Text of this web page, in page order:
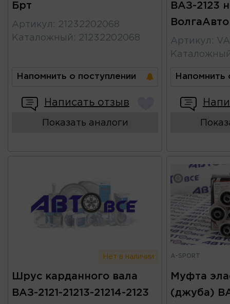
Брт
Артикул : 21232202068
Каталожный : 21232202068
Напомнить о поступлении
Написать отзыв
Показать аналоги
ВАЗ-2123
Артикул :
Напомнить
Нет в наличии
Шрус карданного вала
ВАЗ-2121-21213-21214-2123
A-SPORT
Муфта
(джуба)